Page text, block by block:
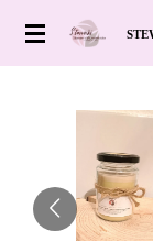
Zum